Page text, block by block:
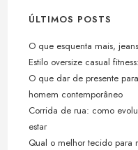
ÚLTIMOS POSTS
O que esquenta mais,
Estilo oversize casual
O que dar de presente
homem contemporâneo
Corrida de rua: como
estar
Qual o melhor tecido para